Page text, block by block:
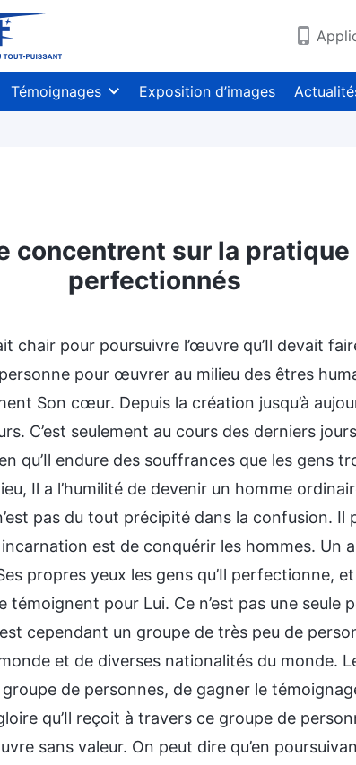
Témoignages Exposition d’images
concentrent sur la
perfectionnés
chair pour poursuivre l’œuvre qu’Il devait
pour œuvrer au milieu des êtres
Son cœur. Depuis la création jusqu’à
C’est seulement au cours des derniers
qu’Il endure des souffrances que les gens
Il a l’humilité de devenir un homme
pas du tout précipité dans la confusion. Il
incarnation est de conquérir les hommes.
propres yeux les gens qu’Il perfectionne,
pour Lui. Ce n’est pas une seule
cependant un groupe de très peu de
et de diverses nationalités du monde.
de personnes, de gagner le
qu’Il reçoit à travers ce groupe de
sans valeur. On peut dire qu’en